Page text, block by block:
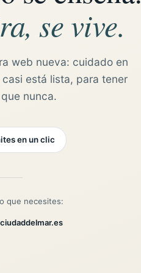
se vive.
web nueva: cuidado en
está lista, para tener
nunca.
en un clic
que necesites: